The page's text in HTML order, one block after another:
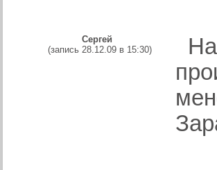
Сергей
(запись 28.12.09 в 15:30)